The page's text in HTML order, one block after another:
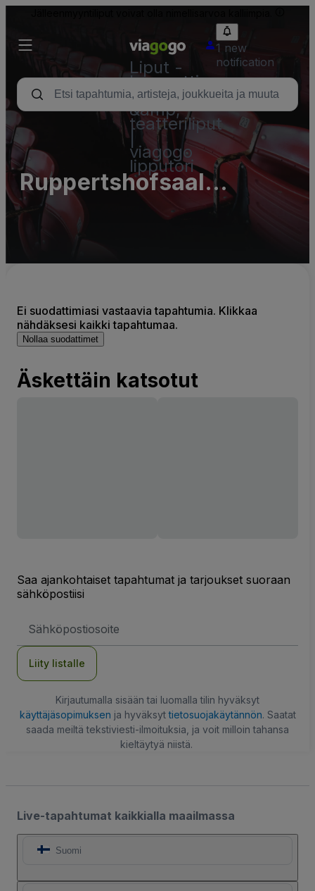
Liput -
konsertti,
urheilu
&amp;
teatteriliput
viagogo
lipputori
1 new
notification
Ruppertshofsaal
Kleinblittersdorf
Ei suodattimiasi vastaavia tapahtumia. Klikkaa
nähdäksesi kaikki tapahtumaa.
Nollaa suodattimet
Äskettäin katsotut
Saa ajankohtaiset tapahtumat ja tarjoukset suoraan
sähköpostiisi
Liity listalle
Kirjautumalla sisään tai luomalla tilin hyväksyt
käyttäjäsopimuksen ja hyväksyttietosuojakäytännön. Saatat
saada meiltä tekstiviesti-ilmoituksia, ja voit milloin tahansa
kieltäytyä niistä.
Live-tapahtumat kaikkialla maailmassa
Suomi